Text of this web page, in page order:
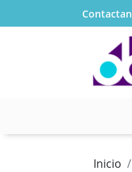
Inicio